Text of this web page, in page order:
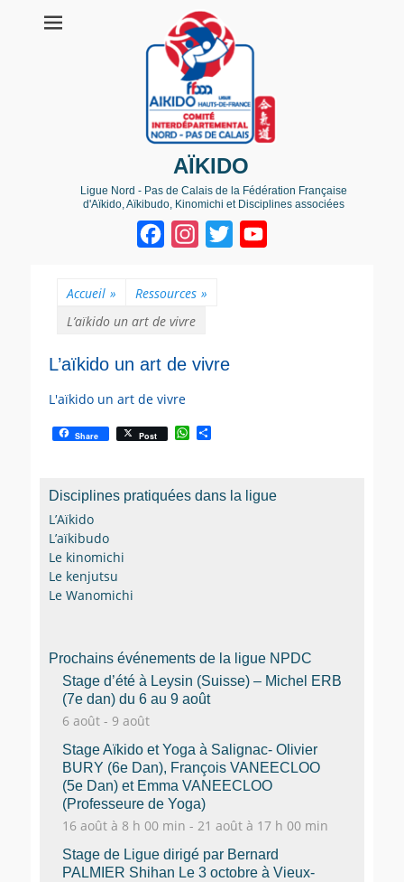
AÏKIDO
Ligue Nord - Pas de Calais de la Fédération Française
d'Aïkido, Aïkibudo, Kinomichi et Disciplines associées
FacebookInstagram
Twitter
Accueil » Ressources »
L’aïkido un art de vivre
L’aïkido un art de vivre
L'aïkido un art de vivre
Share Post W
s
A
a
g
Disciplines pratiquées dans la ligue
L’Aïkido
L’aïkibudo
Le kinomichi
Le kenjutsu
Le Wanomichi
Prochains événements de la ligue NPDC
Stage d’été à Leysin (Suisse) – Michel ERB
(7e dan) du 6 au 9 août
6 août - 9 août
Stage Aïkido et Yoga à Salignac- Olivier
BURY (6e Dan), François VANEECLOO
(5e Dan) et Emma VANEECLOO
(Professeure de Yoga)
16 août à 8 h 00 min - 21 août à 17 h 00 min
Stage de Ligue dirigé par Bernard
PALMIER Shihan Le 3 octobre à Vieux-